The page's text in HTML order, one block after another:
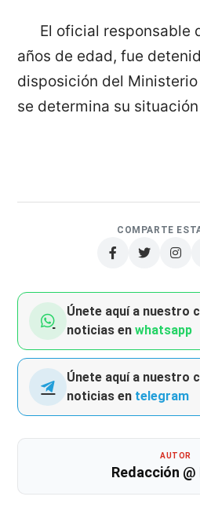
El oficial responsable
años de edad, fue
disposición del
se determina su
COMPARTE
Únete aquí a nuestro
noticias enwhatsapp
Únete aquí a nuestro
noticias en telegram
AUTOR
Redacción